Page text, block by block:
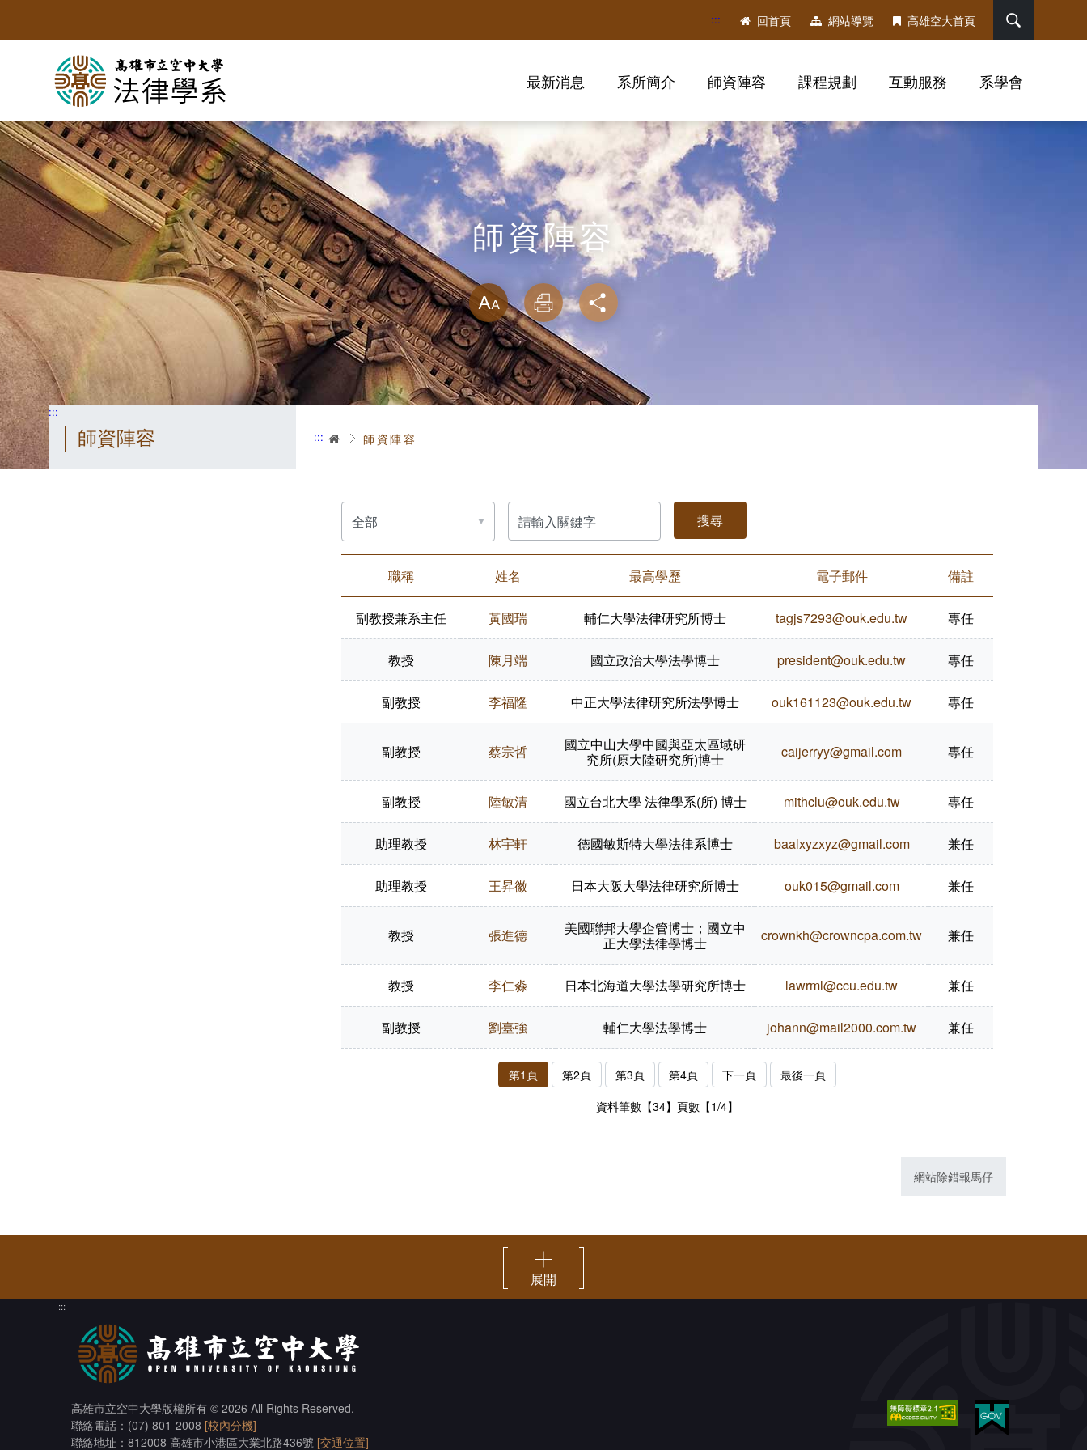
要
::: 回首頁 網站導覽 高雄空大首頁
最新消息 系所簡介 師資陣容 課程規劃 互動服務 系學會
師資陣容
略過字型切換，社群分享工具列
放大
列印
:::
師資陣容 ::: 首頁師資陣容
請
選
擇:
請
輸
入
關
鍵
字
職稱 姓名 最高學歷 電子郵件 備註
副教授兼系主任 黃國瑞 輔仁大學法律研究所博士 tagjs7293@ouk.edu.tw 專任
教授 陳月端 國立政治大學法學博士 president@ouk.edu.tw 專任
副教授 李福隆 中正大學法律研究所法學博士 ouk161123@ouk.edu.tw 專任
副教授 蔡宗哲
國立中山大學中國與亞太區域研
究所(原大陸研究所)博士
caijerryy@gmail.com 專任
副教授 陸敏清 國立台北大學 法律學系(所) 博士 mithclu@ouk.edu.tw 專任
助理教授 林宇軒 德國敏斯特大學法律系博士 baalxyzxyz@gmail.com 兼任
助理教授 王昇徽 日本大阪大學法律研究所博士 ouk015@gmail.com 兼任
教授 張進德
美國聯邦大學企管博士；國立中
正大學法律學博士
crownkh@crowncpa.com.tw 兼任
教授 李仁淼 日本北海道大學法學研究所博士 lawrml@ccu.edu.tw 兼任
副教授 劉臺強 輔仁大學法學博士 johann@mail2000.com.tw 兼任
第1頁 第2頁 第3頁 第4頁 下一頁
最後一頁
資料筆數【34】頁數【1/4】
網站除錯報馬仔
展開
:::
高雄市立空中大學版權所有 © 2026 All Rights Reserved.
聯絡電話：(07) 801-2008 [校內分機]
聯絡地址：812008 高雄市小港區大業北路436號 [交通位置]